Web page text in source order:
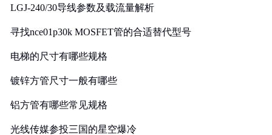
LGJ-240/30导线参数及载流量解析
寻找nce01p30k MOSFET管的合适替代型号
电梯的尺寸有哪些规格
镀锌方管尺寸一般有哪些
铝方管有哪些常见规格
光线传媒参投三国的星空爆冷